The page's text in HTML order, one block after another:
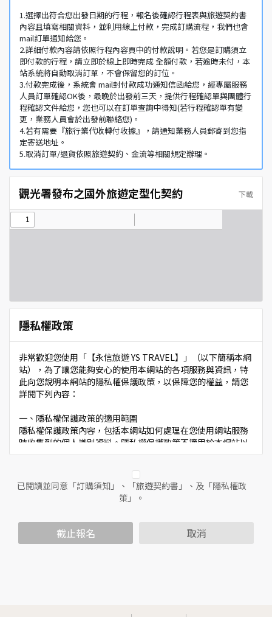
1.選擇出符合您出發日期的行程，報名後確認行程表與旅遊契約書
內容且填寫相關資料，並利用線上付款，完成訂購流程，我們也會
mail訂單通知給您。
2.詳細付款內容請依照行程內容頁中的付款說明。若您是訂購須立
即付款的行程，請立即於線上即時完成 全額付款，若逾時未付，本
站系統將自動取消訂單，不會保留您的訂位。
3.付款完成後，系統會 mail封付款成功通知信函給您，經專屬服務
人員訂單確認OK後，最晚於出發前三天，提供行程確認單與團體行
程確認文件給您，您也可以在訂單查詢中得知(若行程確認單有變
更，業務人員會於出發前聯絡您)。
4.若有需要『旅行業代收轉付收據』，請通知業務人員郵寄到您指
定寄送地址。
5.取消訂單/退貨依照旅遊契約、金流等相關規定辦理。
觀光署發布之國外旅遊定型化契約 下載
隱私權政策
非常歡迎您使用「【永信旅遊 YS TRAVEL】」（以下簡稱本網
站），為了讓您能夠安心的使用本網站的各項服務與資訊，特
此向您說明本網站的隱私權保護政策，以保障您的權益，請您
詳閱下列內容：
一、隱私權保護政策的適用範圍
隱私權保護政策內容，包括本網站如何處理在您使用網站服務
時收集到的個人識別資料。隱私權保護政策不適用於本網站以
外的相關連結網站，也不適用於非本網站所委託或參與管理的
二、個人資料的蒐集、處理及利用方式
當您造訪本網站或使用本網站所提供之功能服務時，我們將視
範圍內處理及利用您的個人資料；非經您書面同意，本網站不
會將個人資料用於其他用途。
已閱讀並同意「訂購須知」、「旅遊契約書」、及「隱私權政
策」。
截止報名 取消